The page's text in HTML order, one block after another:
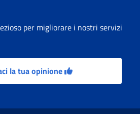
per migliorare i nostri servizi
la tua opinione